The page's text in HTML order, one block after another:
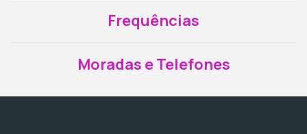
Frequências
Moradas e Telefones